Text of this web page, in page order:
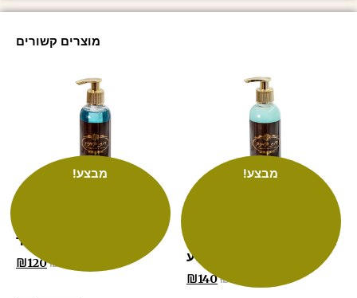
מוצרים קשורים
מבצע!
ג'ל פנים לניקוי וטיהור עם
תאי גזע
₪154
₪140
מבצע!
מי פנים לחידוש העור
₪132
₪120